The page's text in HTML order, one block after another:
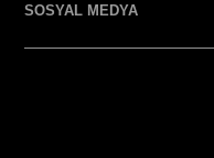
SOSYAL MEDYA